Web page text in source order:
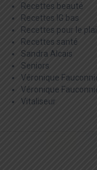
Recettes beauté
Recettes IG bas
Recettes pour le
Recettes santé
Sandra Alcais
Seniors
Véronique
Véronique
Vitaliseur